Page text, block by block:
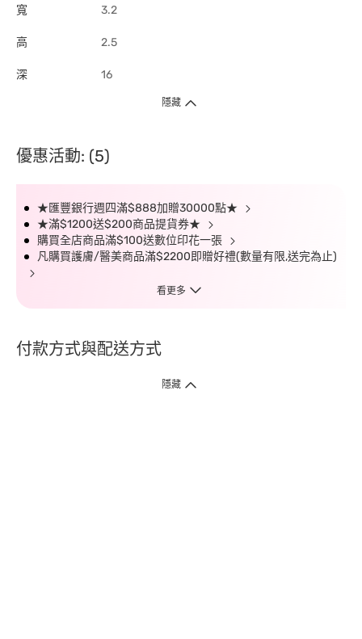
寬 3.2
高 2.5
深 16
隱藏
優惠活動: (5)
★匯豐銀行週四滿$888加贈30000點★
★滿$1200送$200商品提貨券★
購買全店商品滿$100送數位印花一張
凡購買護膚/醫美商品滿$2200即贈好禮(數量有限,送完為止)
看更多
付款方式與配送方式
隱藏